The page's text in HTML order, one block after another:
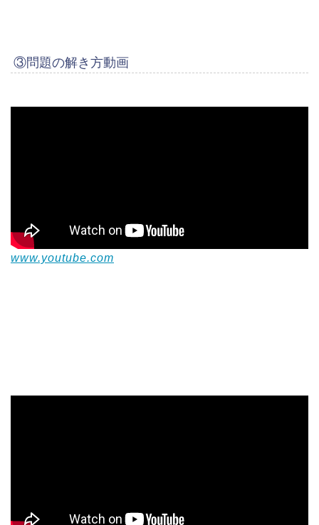
③問題の解き方動画
www.youtube.com